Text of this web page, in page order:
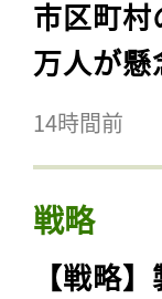
市区町
万人が懸
14時間前
戦略
【戦略